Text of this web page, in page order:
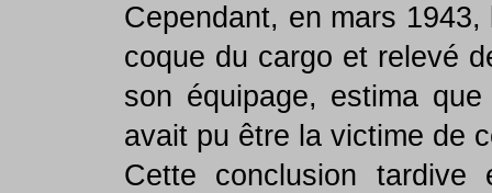
Cependant, en mars
coque du cargo et relevé
son équipage, estima
avait pu être la victime de
Cette conclusion tardive